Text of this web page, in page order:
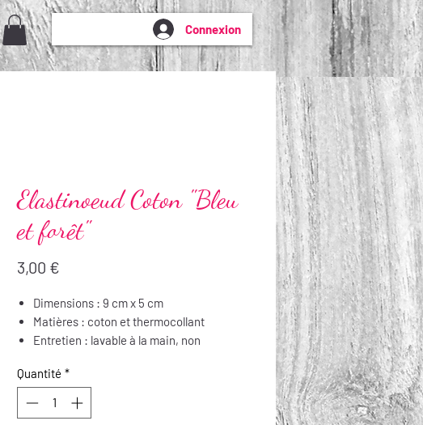
Connexion
Elastinoeud Coton "Bleu
et forêt"
3,00 €
Dimensions : 9 cm x 5 cm
Matières : coton et thermocollant
Entretien : lavable à la main, non
Quantité *